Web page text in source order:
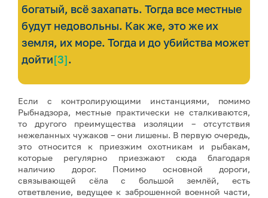
богатый, всё захапать. Тогда все местные
будут недовольны. Как же, это же их
земля, их море. Тогда и до убийства может
дойти[3].
Если с контролирующими инстанциями, помимо
Рыбнадзора, местные практически не сталкиваются,
то другого преимущества изоляции – отсутствия
нежеланных чужаков – они лишены. В первую очередь,
это относится к приезжим охотникам и рыбакам,
которые регулярно приезжают сюда благодаря
наличию дорог. Помимо основной дороги,
связывающей сёла с большой землёй, есть
ответвление, ведущее к заброшенной военной части,